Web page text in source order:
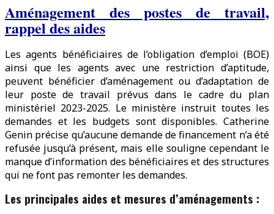
Aménagement des postes de travail,
rappel des aides
Les agents bénéficiaires de l’obligation d’emploi (BOE)
ainsi que les agents avec une restriction d’aptitude,
peuvent bénéficier d’aménagement ou d’adaptation de
leur poste de travail prévus dans le cadre du plan
ministériel 2023-2025. Le ministère instruit toutes les
demandes et les budgets sont disponibles. Catherine
Genin précise qu’aucune demande de financement n’a été
refusée jusqu’à présent, mais elle souligne cependant le
manque d’information des bénéficiaires et des structures
qui ne font pas remonter les demandes.
Les principales aides et mesures d’aménagements :